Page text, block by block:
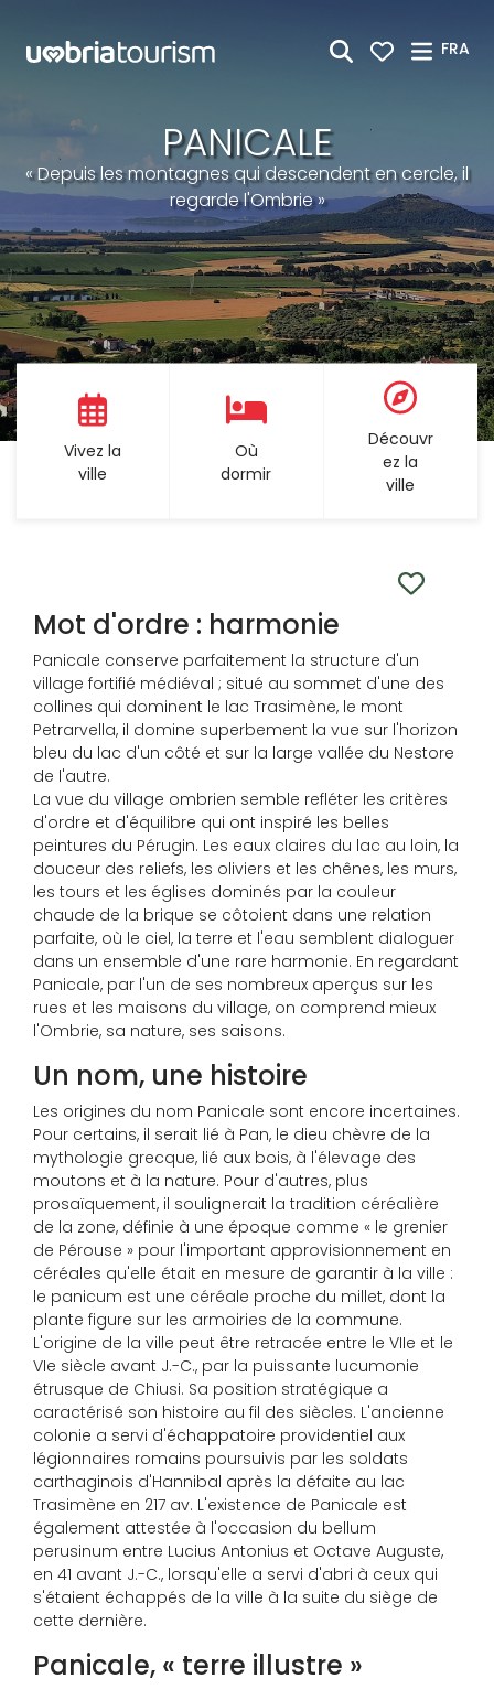
FRA
PANICALE
« Depuis les montagnes qui descendent en cercle, il
regarde l'Ombrie »
Vivez la
ville
Où
dormir
Découvr
ez la
ville
Mot d'ordre : harmonie
Panicale conserve parfaitement la structure d'un
village fortifié médiéval ; situé au sommet d'une des
collines qui dominent le lac Trasimène, le mont
Petrarvella, il domine superbement la vue sur l'horizon
bleu du lac d'un côté et sur la large vallée du Nestore
de l'autre.
La vue du village ombrien semble refléter les critères
d'ordre et d'équilibre qui ont inspiré les belles
peintures du Pérugin. Les eaux claires du lac au loin, la
douceur des reliefs, les oliviers et les chênes, les murs,
les tours et les églises dominés par la couleur
chaude de la brique se côtoient dans une relation
parfaite, où le ciel, la terre et l'eau semblent dialoguer
dans un ensemble d'une rare harmonie. En regardant
Panicale, par l'un de ses nombreux aperçus sur les
rues et les maisons du village, on comprend mieux
l'Ombrie, sa nature, ses saisons.
Un nom, une histoire
Les origines du nom Panicale sont encore incertaines.
Pour certains, il serait lié à Pan, le dieu chèvre de la
mythologie grecque, lié aux bois, à l'élevage des
moutons et à la nature. Pour d'autres, plus
prosaïquement, il soulignerait la tradition céréalière
de la zone, définie à une époque comme « le grenier
de Pérouse » pour l'important approvisionnement en
céréales qu'elle était en mesure de garantir à la ville :
le panicum est une céréale proche du millet, dont la
plante figure sur les armoiries de la commune.
L'origine de la ville peut être retracée entre le VIIe et le
VIe siècle avant J.-C., par la puissante lucumonie
étrusque de Chiusi. Sa position stratégique a
caractérisé son histoire au fil des siècles. L'ancienne
colonie a servi d'échappatoire providentiel aux
légionnaires romains poursuivis par les soldats
carthaginois d'Hannibal après la défaite au lac
Trasimène en 217 av. L'existence de Panicale est
également attestée à l'occasion du bellum
perusinum entre Lucius Antonius et Octave Auguste,
en 41 avant J.-C., lorsqu'elle a servi d'abri à ceux qui
s'étaient échappés de la ville à la suite du siège de
cette dernière.
Panicale, « terre illustre »